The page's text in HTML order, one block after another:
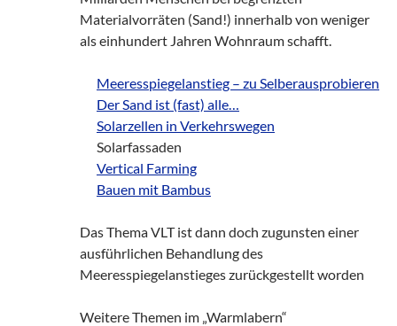
Materialvorräten (Sand!) innerhalb von weniger
als einhundert Jahren Wohnraum schafft.
Meeresspiegelanstieg – zu Selberausprobieren
Der Sand ist (fast) alle…
Solarzellen in Verkehrswegen
Solarfassaden
Vertical Farming
Bauen mit Bambus
Das Thema VLT ist dann doch zugunsten einer
ausführlichen Behandlung des
Meeresspiegelanstieges zurückgestellt worden
Weitere Themen im „Warmlabern“